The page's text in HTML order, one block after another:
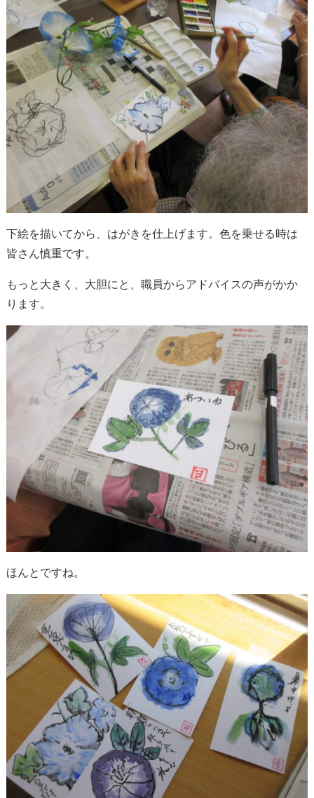
下絵を描いてから、はがきを仕上げます。色を乗せる時は
皆さん慎重です。
もっと大きく、大胆にと、職員からアドバイスの声がかか
ります。
ほんとですね。